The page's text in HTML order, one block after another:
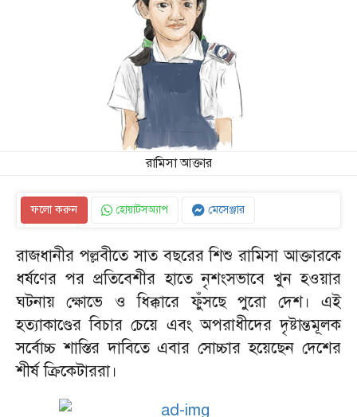
রামিসা আক্তার
ফলো করুন হোয়াটসঅ্যাপ মেসেঞ্জার
রাজধানীর পল্লবীতে সাত বছরের শিশু রামিসা আক্তারকে
ধর্ষণের পর প্রতিবেশীর হাতে নৃশংসভাবে খুন হওয়ার
ঘটনায় ক্ষোভে ও ধিক্কারে ফুঁসছে পুরো দেশ। এই
হত্যাকাণ্ডের বিচার চেয়ে এবং অপরাধীদের দৃষ্টান্তমূলক
সর্বোচ্চ শাস্তির দাবিতে এবার সোচ্চার হয়েছেন দেশের
শীর্ষ ক্রিকেটাররা।